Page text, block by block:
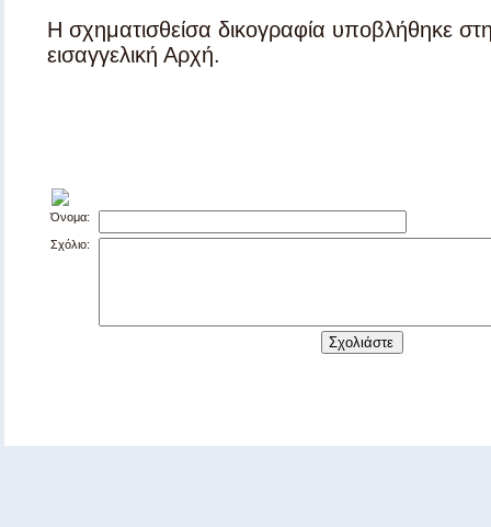
Η σχηματισθείσα δικογραφία υποβλήθηκε
εισαγγελική Αρχή.
Όνομα:
Σχόλιο: